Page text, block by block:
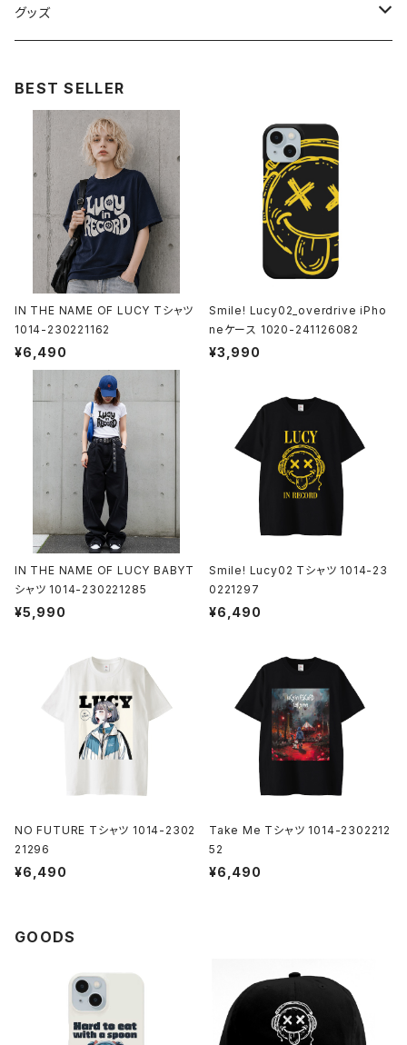
シャツ
グッズ
モバイルケース
Androidケース
iPhoneケース
スマホリング
ステッカー
アクセサリー
バッグ
アートワーク
フォトカード
ライフスタイル
BEST SELLER
IN THE NAME OF LUCY Tシャツ
1014-230221162
¥6,490
Smile! Lucy02_overdrive iPho
neケース 1020-241126082
¥3,990
IN THE NAME OF LUCY BABYT
シャツ 1014-230221285
¥5,990
Smile! Lucy02 Tシャツ 1014-23
0221297
¥6,490
NO FUTURE Tシャツ 1014-2302
21296
¥6,490
Take Me Tシャツ 1014-2302212
52
¥6,490
GOODS